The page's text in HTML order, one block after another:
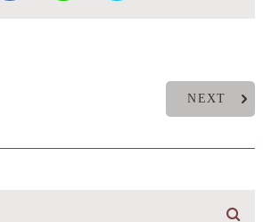
NEXT